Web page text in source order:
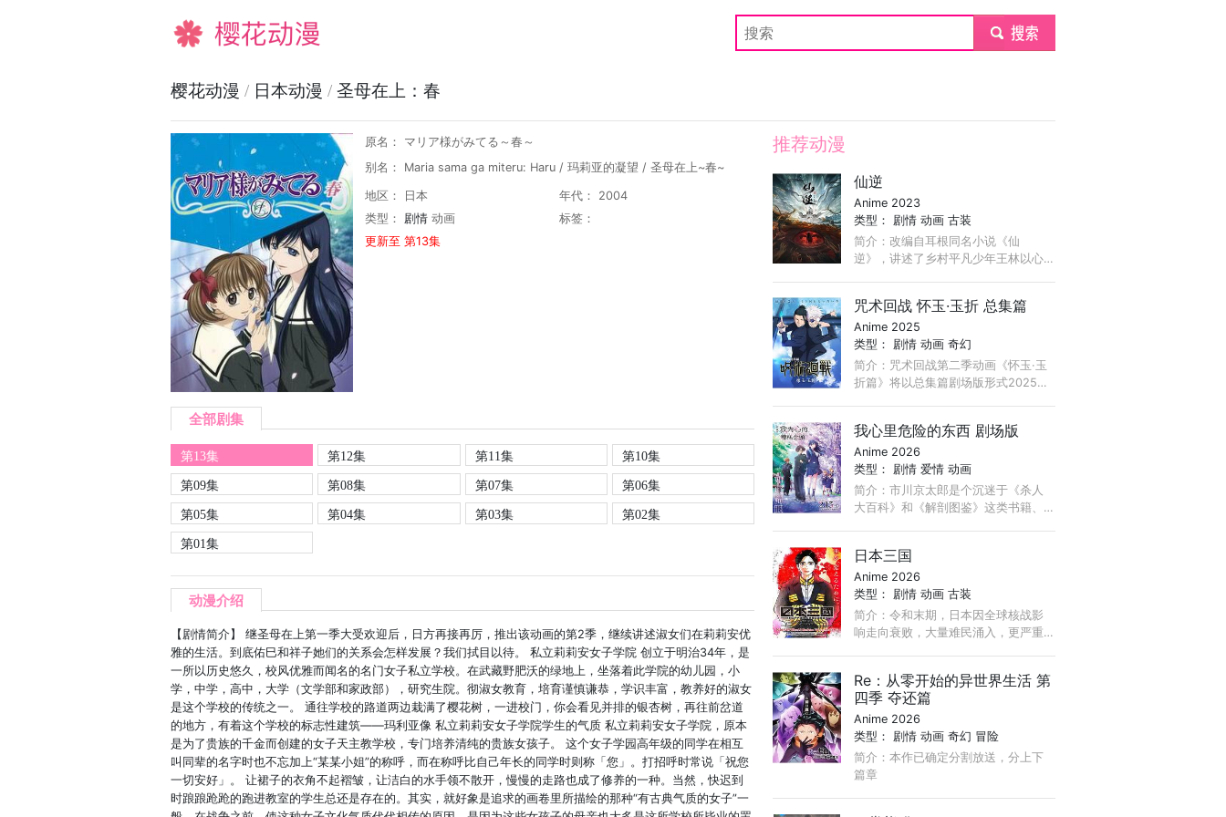
樱花动漫 submit
樱花动漫 / 日本动漫 / 圣母在上：春
原名： マリア様がみてる～春～
别名： Maria sama ga miteru: Haru / 玛莉亚的凝望 / 圣母在上~春~
地区： 日本
年代： 2004
类型： 剧情 动画
标签：
更新至 第13集
全部剧集
第13集 第12集 第11集
第10集
第09集
第08集 第07集
第06集
第05集
第04集 第03集
第02集
第01集
动漫介绍
【剧情简介】 继圣母在上第一季大受欢迎后，日方再接再厉，推出该动画的第2季，继续讲述淑女们在莉莉安优
雅的生活。到底佑巳和祥子她们的关系会怎样发展？我们拭目以待。 私立莉莉安女子学院 创立于明治34年，是
一所以历史悠久，校风优雅而闻名的名门女子私立学校。在武藏野肥沃的绿地上，坐落着此学院的幼儿园，小
学，中学，高中，大学（文学部和家政部），研究生院。彻淑女教育，培育谨慎谦恭，学识丰富，教养好的淑女
是这个学校的传统之一。 通往学校的路道两边栽满了樱花树，一进校门，你会看见并排的银杏树，再往前岔道
的地方，有着这个学校的标志性建筑——玛利亚像 私立莉莉安女子学院学生的气质 私立莉莉安女子学院，原本
是为了贵族的千金而创建的女子天主教学校，专门培养清纯的贵族女孩子。 这个女子学园高年级的同学在相互
叫同辈的名字时也不忘加上“某某小姐”的称呼，而在称呼比自己年长的同学时则称「您」。打招呼时常说「祝您
一切安好」。 让裙子的衣角不起褶皱，让洁白的水手领不散开，慢慢的走路也成了修养的一种。当然，快迟到
时踉踉跄跄的跑进教室的学生总还是存在的。其实，就好象是追求的画卷里所描绘的那种“有古典气质的女子”一
推荐动漫
仙逆
Anime 2023
类型： 剧情 动画 古装
简介：改编自耳根同名小说《仙
逆》，讲述了乡村平凡少年王林以心
身。他坚信道在人为，以平庸的资质
踏入修真仙途， ...
咒术回战 怀玉·玉折 总集篇
Anime 2025
类型： 剧情 动画 奇幻
简介：咒术回战第二季动画《怀玉·玉
折篇》将以总集篇剧场版形式2025上
我心里危险的东西 剧场版
Anime 2026
类型： 剧情 爱情 动画
简介：市川京太郎是个沉迷于《杀人
大百科》和《解剖图鉴》这类书籍、
人物·山田杏奈突然闯了进来！ ...
日本三国
Anime 2026
类型： 剧情 动画 古装
简介：令和末期，日本因全球核战影
响走向衰败，大量难民涌入，更严重
人口锐减至原来的十分之一以下， ...
Re：从零开始的异世界生活 第
四季 夺还篇
Anime 2026
类型： 剧情 动画 奇幻 冒险
简介：本作已确定分割放送，分上下
篇章